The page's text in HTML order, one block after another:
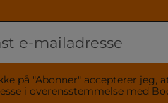
på "Abonner" accepterer jeg,
i overensstemmelse med